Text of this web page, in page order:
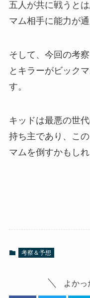
五人が共に戦うと
マム相手に能力が
そして、今回の考
とキラーがビック
す。
キッドは最悪の世
持ち主であり、こ
マムを倒すかもしれ
考察＆予想
よかっ